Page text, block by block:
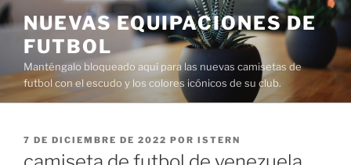
Saltar
al
contenido
NUEVAS EQUIPACIONES DE
FUTBOL
Manténgalo bloqueado aquí para las nuevas camisetas de
futbol con el escudo y los colores icónicos de su club.
PUBLICADO
7 DE DICIEMBRE DE 2022 POR ISTERN